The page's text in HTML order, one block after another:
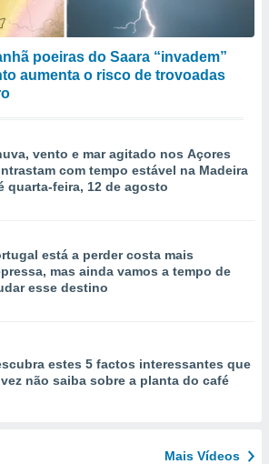
poeiras do Saara “invadem”
aumenta o risco de trovoadas
vento e mar agitado nos Açores
com tempo estável na Madeira
quarta-feira, 12 de agosto
está a perder costa mais
mas ainda vamos a tempo de
esse destino
estes 5 factos interessantes que
não saiba sobre a planta do café
Mais Vídeos